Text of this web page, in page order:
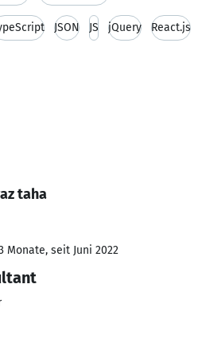
JSON JS jQuery React.js
taha
Monate, seit Juni 2022